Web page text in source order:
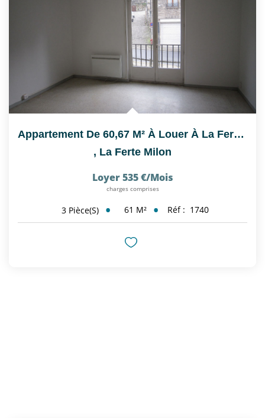
EN
Appartement De 60,67 M² À Louer À La Ferté-Milon - 2...
, La Ferte Milon
Loyer 535 €/mois
charges comprises
3 Pièce(s) 61 M² Réf : 1740